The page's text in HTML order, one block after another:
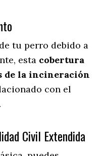
tu perro debido a
esta cobertura
de la incineración
con el
Civil Extendida